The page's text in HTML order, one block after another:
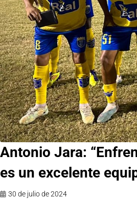
Antonio Jara:
es un excelente
30 de julio de 2024